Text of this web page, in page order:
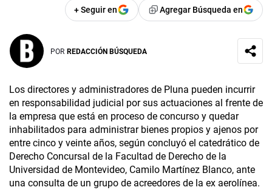
+ Seguir en Agregar Búsqueda en
POR REDACCIÓN BÚSQUEDA
Los directores y administradores de Pluna pueden incurrir
en responsabilidad judicial por sus actuaciones al frente de
la empresa que está en proceso de concurso y quedar
inhabilitados para administrar bienes propios y ajenos por
entre cinco y veinte años, según concluyó el catedrático de
Derecho Concursal de la Facultad de Derecho de la
Universidad de Montevideo, Camilo Martínez Blanco, ante
una consulta de un grupo de acreedores de la ex aerolínea.